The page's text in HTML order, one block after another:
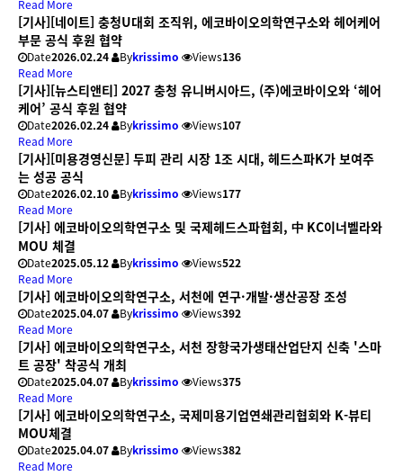
Read More
[기사][네이트] 충청U대회 조직위, 에코바이오의학연구소와 헤어케어
부문 공식 후원 협약
Date2026.02.24 Bykrissimo Views136
Read More
[기사][뉴스티앤티] 2027 충청 유니버시아드, (주)에코바이오와 ‘헤어
케어’ 공식 후원 협약
Date2026.02.24 Bykrissimo Views107
Read More
[기사][미용경영신문] 두피 관리 시장 1조 시대, 헤드스파K가 보여주
는 성공 공식
Date2026.02.10 Bykrissimo Views177
Read More
[기사] 에코바이오의학연구소 및 국제헤드스파협회, 中 KC이너벨라와
MOU 체결
Date2025.05.12 Bykrissimo Views522
Read More
[기사] 에코바이오의학연구소, 서천에 연구·개발·생산공장 조성
Date2025.04.07 Bykrissimo Views392
Read More
[기사] 에코바이오의학연구소, 서천 장항국가생태산업단지 신축 '스마
트 공장' 착공식 개최
Date2025.04.07 Bykrissimo Views375
Read More
[기사] 에코바이오의학연구소, 국제미용기업연쇄관리협회와 K-뷰티
MOU체결
Date2025.04.07 Bykrissimo Views382
Read More